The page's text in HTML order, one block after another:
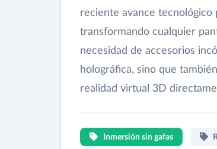
reciente avance
transformando cualquier
necesidad de accesorios
holográfica, sino que
realidad virtual 3D
Inmersión sin gafas